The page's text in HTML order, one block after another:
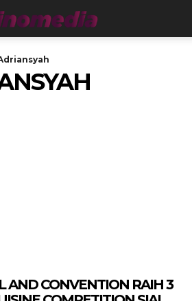
AND CONVENTION RAIH 3